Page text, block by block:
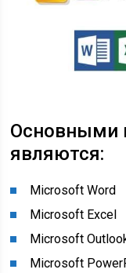
Основными
являются:
Microsoft Word
Microsoft Excel
Microsoft
Microsoft